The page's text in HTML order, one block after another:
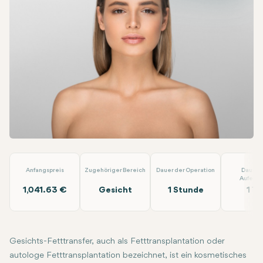
Facebook
Linkedin
WhatsApp
Telegram
Anfangspreis
1,041.63 €
Zugehöriger Bereich
Gesicht
Dauer der Operation
1 Stunde
Dauer
1
Gesichts-Fetttransfer, auch als Fetttransplantation oder
autologe Fetttransplantation bezeichnet, ist ein kosmetisches